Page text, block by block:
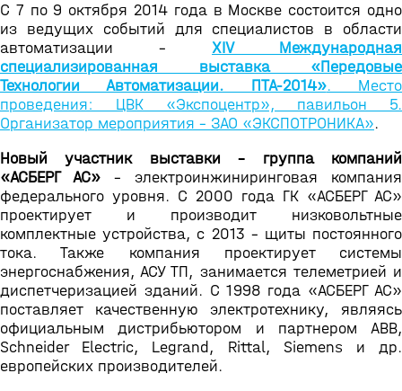
C 7 по 9 октября 2014 года в Москве состоится одно
из ведущих событий для специалистов в области
автоматизации - XIV Международная
специализированная выставка «Передовые
Технологии Автоматизации. ПТА-2014». Место
проведения: ЦВК «Экспоцентр», павильон 5.
Организатор мероприятия - ЗАО «ЭКСПОТРОНИКА».
Новый участник выставки - группа компаний
«АСБЕРГ АС» - электроинжиниринговая компания
федерального уровня. С 2000 года ГК «АСБЕРГ АС»
проектирует и производит низковольтные
комплектные устройства, с 2013 - щиты постоянного
тока. Также компания проектирует системы
энергоснабжения, АСУ ТП, занимается телеметрией и
диспетчеризацией зданий. С 1998 года «АСБЕРГ АС»
поставляет качественную электротехнику, являясь
официальным дистрибьютором и партнером ABB,
Schneider Electric, Legrand, Rittal, Siemens и др.
европейских производителей.